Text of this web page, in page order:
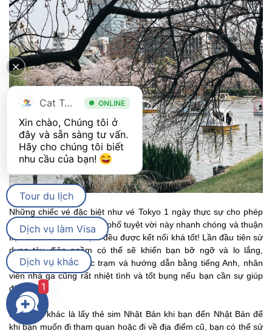
Những chiếc vé đặc biệt như vé Tokyo 1 ngày thực sự cho phép
du khách lướt qua thành phố tuyệt vời này nhanh chóng và thuận
tiện vì hầu hết các trạm đều được kết nối khá tốt! Lần đầu tiên sử
dụng tàu điện ngầm có thể sẽ khiến bạn bỡ ngỡ và lo lắng,
nhưng thường có các trạm và hướng dẫn bằng tiếng Anh, nhân
viên nhà ga cũng rất nhiệt tình và tốt bụng nếu bạn cần sự giúp
đỡ.
Một mẹo khác là lấy thẻ sim Nhật Bản khi bạn đến Nhật Bản để
khi bạn muốn đi tham quan hoặc đi về địa điểm cũ, bạn có thể sử
Cat Tour ONLINE
Xin chào, Chúng tôi ở
đây và sẵn sàng tư vấn.
Hãy cho chúng tôi biết
nhu cầu của bạn!
Tour du lịch
Dịch vụ làm Visa
Dịch vụ khác
1